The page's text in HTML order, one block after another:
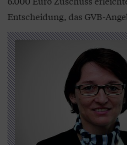
Entscheidung, das GVB-